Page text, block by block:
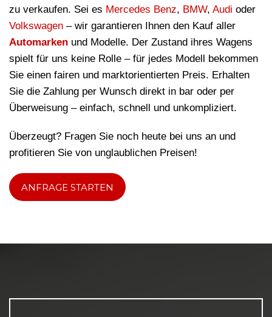
zu verkaufen. Sei es Mercedes Benz, BMW, Audi oder
Volkswagen – wir garantieren Ihnen den Kauf aller
Automarken und Modelle. Der Zustand ihres Wagens
spielt für uns keine Rolle – für jedes Modell bekommen
Sie einen fairen und marktorientierten Preis. Erhalten
Sie die Zahlung per Wunsch direkt in bar oder per
Überweisung – einfach, schnell und unkompliziert.
Überzeugt? Fragen Sie noch heute bei uns an und
profitieren Sie von unglaublichen Preisen!
ANFRAGE STARTEN